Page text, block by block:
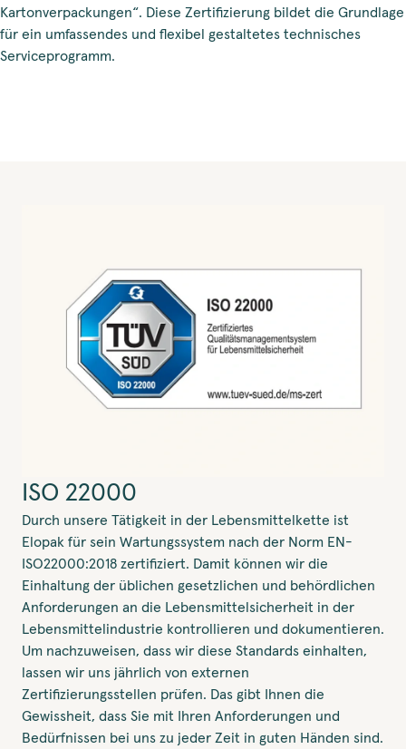
Kartonverpackungen“. Diese Zertifizierung bildet die Grundlage
für ein umfassendes und flexibel gestaltetes technisches
Serviceprogramm.
ISO 22000
Durch unsere Tätigkeit in der Lebensmittelkette ist
Elopak für sein Wartungssystem nach der Norm EN-
ISO22000:2018 zertifiziert. Damit können wir die
Einhaltung der üblichen gesetzlichen und behördlichen
Anforderungen an die Lebensmittelsicherheit in der
Lebensmittelindustrie kontrollieren und dokumentieren.
Um nachzuweisen, dass wir diese Standards einhalten,
lassen wir uns jährlich von externen
Zertifizierungsstellen prüfen. Das gibt Ihnen die
Gewissheit, dass Sie mit Ihren Anforderungen und
Bedürfnissen bei uns zu jeder Zeit in guten Händen sind.